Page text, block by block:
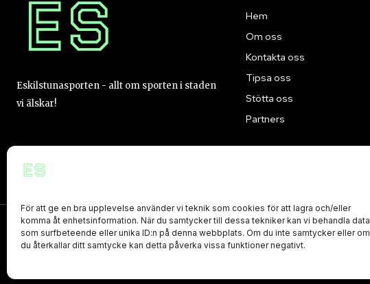
För att ge en bra upplevelse använder vi teknik som cookies för att lagra och/eller
komma åt enhetsinformation. När du samtycker till dessa tekniker kan vi behandla data
som surfbeteende eller unika ID:n på denna webbplats. Om du inte samtycker eller om
du återkallar ditt samtycke kan detta påverka vissa funktioner negativt.
Eskilstunasporten - allt om sporten i staden
vi älskar!
Hem
Om oss
Kontakta oss
Tipsa oss
Stötta oss
Partners
PRIVACY POLICY